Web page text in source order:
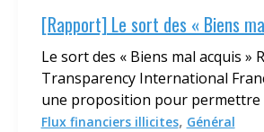
[Rapport] Le sort des « Biens
Le sort des « Biens mal acquis »
Transparency International
une proposition pour
Flux financiers illicites, Général